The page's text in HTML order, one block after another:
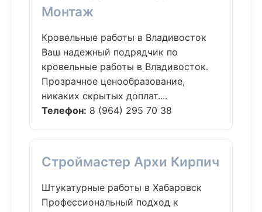
Монтаж
Кровельные работы в Владивосток
Ваш надежный подрядчик по
кровельные работы в Владивосток.
Прозрачное ценообразование,
никаких скрытых доплат....
Телефон: 8 (964) 295 70 38
Строймастер Архи Кирпич
Штукатурные работы в Хабаровск
Профессиональный подход к